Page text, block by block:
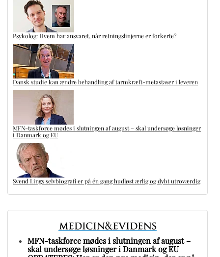
Psykolog: Hvem har ansvaret, når retningslinjerne er forkerte?
Dansk studie kan ændre behandling af tarmkræft-metastaser i leveren
MFN-taskforce mødes i slutningen af august – skal undersøge løsninger
i Danmark og EU
Svend Lings selvbiografi er på én gang hudløst ærlig og dybt utroværdig
MFN-taskforce mødes i slutningen af august –
skal undersøge løsninger i Danmark og EU